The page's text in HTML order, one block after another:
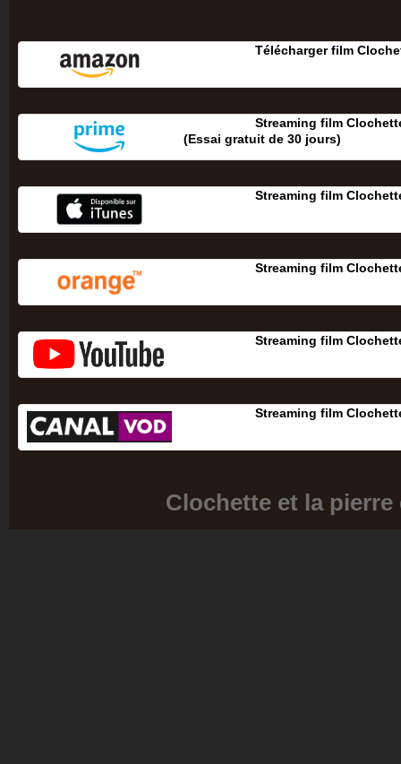
Télécharger film
Streaming film
(Essai gratuit de 30 jours‎)
Streaming film
Streaming film
Streaming film
Streaming film
Clochette et la pierre